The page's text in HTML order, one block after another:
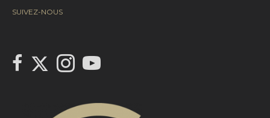
SUIVEZ-NOUS
link to Century 21 Canada's facebook page
Link to Century 21 Canada's Twitter page
Link to Century 21 Canada's Instagram page
link to Century 21 Canada's YouTube page